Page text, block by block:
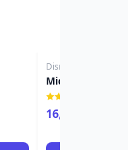
Disney Showcase
Mickey Maus -
16,90 €